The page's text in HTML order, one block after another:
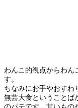
わんこ的視点からわん
す。
ちなみにお手やおすわ
無芸大食ということば